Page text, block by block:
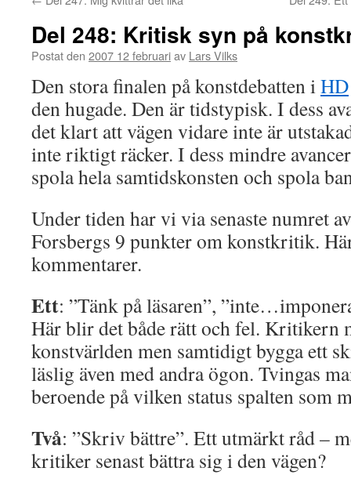
Del 248: Kritisk syn på
Postat den 2007 12 februariav Lars Vilks
Den stora finalen på konstdebatten iHD
den hugade. Den är tidstypisk. I dess
det klart att vägen vidare inte är
inte riktigt räcker. I dess mindre
spola hela samtidskonsten och spola
Under tiden har vi via senaste numret
Forsbergs 9 punkter om konstkritik.
kommentarer.
Ett: ”Tänk på läsaren”,
Här blir det både rätt och fel. Kritikern
konstvärlden men samtidigt bygga ett
läslig även med andra ögon. Tvingas
beroende på vilken status spalten som
Två: ”Skriv bättre”. Ett utmärkt råd –
kritiker senast bättra sig i den vägen?